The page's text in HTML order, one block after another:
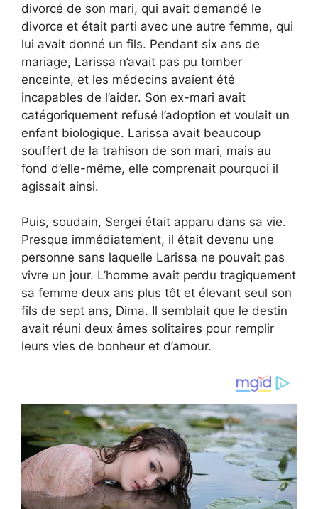
divorcé de son mari, qui avait demandé le
divorce et était parti avec une autre femme, qui
lui avait donné un fils. Pendant six ans de
mariage, Larissa n’avait pas pu tomber
enceinte, et les médecins avaient été
incapables de l’aider. Son ex-mari avait
catégoriquement refusé l’adoption et voulait un
enfant biologique. Larissa avait beaucoup
souffert de la trahison de son mari, mais au
fond d’elle-même, elle comprenait pourquoi il
agissait ainsi.
Puis, soudain, Sergei était apparu dans sa vie.
Presque immédiatement, il était devenu une
personne sans laquelle Larissa ne pouvait pas
vivre un jour. L’homme avait perdu tragiquement
sa femme deux ans plus tôt et élevant seul son
fils de sept ans, Dima. Il semblait que le destin
avait réuni deux âmes solitaires pour remplir
leurs vies de bonheur et d’amour.